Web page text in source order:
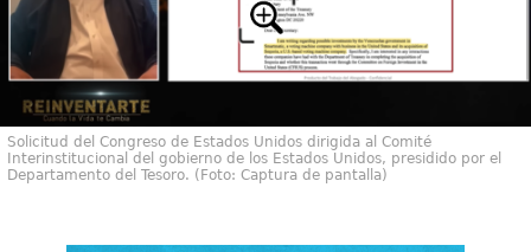
Solicitud del Congreso de Estados Unidos dirigida al Comité
Interinstitucional del gobierno de los Estados Unidos, presidido por el
Departamento del Tesoro. (Foto: Captura de pantalla)